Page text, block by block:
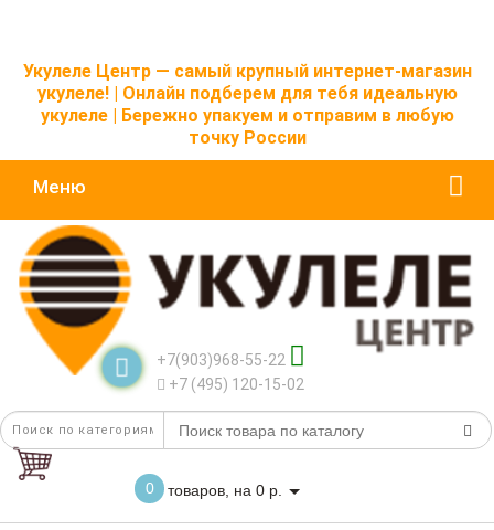
Укулеле Центр — самый крупный интернет-магазин
укулеле! | Онлайн подберем для тебя идеальную
укулеле | Бережно упакуем и отправим в любую
точку России
Меню
+7(903)968-55-22
+7 (495) 120-15-02
0 товаров, на 0 р.